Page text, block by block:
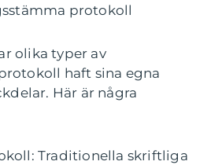
protokoll
olika typer av
haft sina egna
Här är några
Traditionella skriftliga